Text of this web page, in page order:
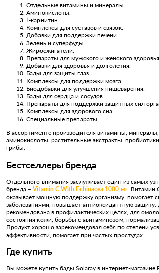
Отдельные витамины и минералы.
Аминокислоты.
L-карнитин.
Комплексы для суставов и связок.
Добавки для поддержки печени.
Зелень и суперфуды.
Жиросжигатели.
Препараты для мужского и женского здоровья.
Добавки для здоровья и долголетия.
Бады для защиты глаз.
Комплексы для поддержки мозга.
Биодобавки для улучшения пищеварения.
Бады для сердца и сосудов.
Препараты для поддержки защитных сил
Комплексы для здорового сна.
Специальные препараты.
В ассортименте производителя витамины, минералы,
аминокислоты, растительные экстракты,
грибы.
Бестселлеры бренда
Отдельного внимания заслуживает один из самых
бренда – Vitamin C With Echinacea 1000 мг . Витамин
оказывает мощную поддержку организму, помогает
заболеваниями, повышает антиоксидантную защиту.
рекомендована в профилактических целях, для
состояния кожи, борьбы с авитаминозом,
Продукт хорошо зарекомендовал себя по степени
эффективности, помогает при частых простудах.
Где купить
Вы можете купить бады Solaray в интернет-